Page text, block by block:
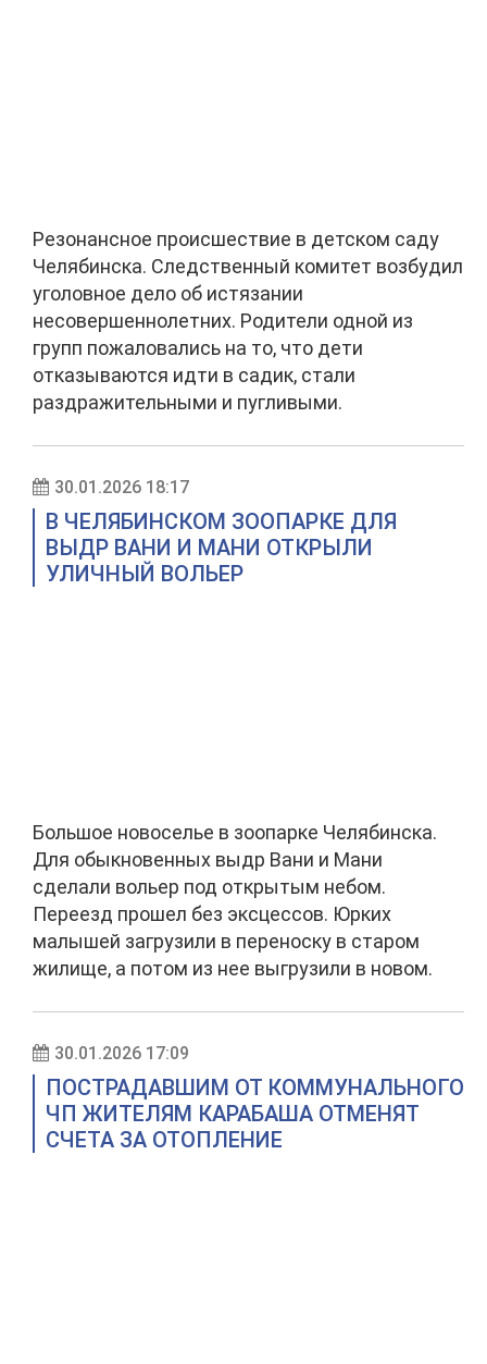
Резонансное происшествие в детском саду
Челябинска. Следственный комитет возбудил
уголовное дело об истязании
несовершеннолетних. Родители одной из
групп пожаловались на то, что дети
отказываются идти в садик, стали
раздражительными и пугливыми.
30.01.2026 18:17
В ЧЕЛЯБИНСКОМ ЗООПАРКЕ ДЛЯ
ВЫДР ВАНИ И МАНИ ОТКРЫЛИ
УЛИЧНЫЙ ВОЛЬЕР
Большое новоселье в зоопарке Челябинска.
Для обыкновенных выдр Вани и Мани
сделали вольер под открытым небом.
Переезд прошел без эксцессов. Юрких
малышей загрузили в переноску в старом
жилище, а потом из нее выгрузили в новом.
30.01.2026 17:09
ПОСТРАДАВШИМ ОТ КОММУНАЛЬНОГО
ЧП ЖИТЕЛЯМ КАРАБАША ОТМЕНЯТ
СЧЕТА ЗА ОТОПЛЕНИЕ